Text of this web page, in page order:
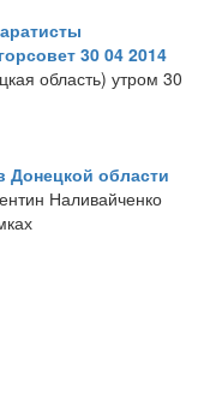
30 04 2014
область) утром 30
Донецкой области
Наливайченко